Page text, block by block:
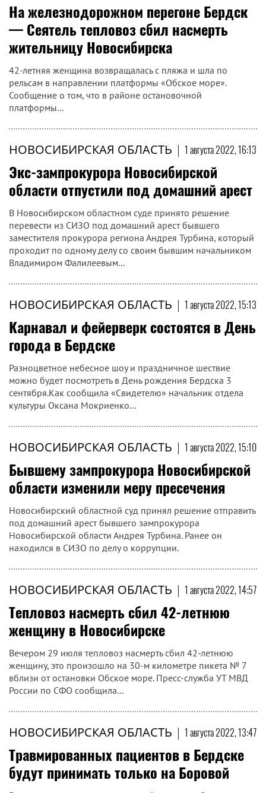
На железнодорожном перегоне Бердск
— Сеятель тепловоз сбил насмерть
жительницу Новосибирска
42-летняя женщина возвращалась с пляжа и шла по
рельсам в направлении платформы «Обское море».
Сообщение о том, что в районе остановочной
платформы...
НОВОСИБИРСКАЯ ОБЛАСТЬ | 1 августа 2022, 16:13
Экс-зампрокурора Новосибирской
области отпустили под домашний арест
В Новосибирском областном суде принято решение
перевести из СИЗО под домашний арест бывшего
заместителя прокурора региона Андрея Турбина, который
проходит по одному делу со своим бывшим начальником
Владимиром Фалилеевым...
НОВОСИБИРСКАЯ ОБЛАСТЬ | 1 августа 2022, 15:13
Карнавал и фейерверк состоятся в День
города в Бердске
Разноцветное небесное шоу и праздничное шествие
можно будет посмотреть в День рождения Бердска 3
сентября.Как сообщила «Свидетелю» начальник отдела
культуры Оксана Мокриенко...
НОВОСИБИРСКАЯ ОБЛАСТЬ | 1 августа 2022, 15:10
Бывшему зампрокурора Новосибирской
области изменили меру пресечения
Новосибирский областной суд принял решение отправить
под домашний арест бывшего зампрокурора
Новосибирской области Андрея Турбина. Ранее он
находился в СИЗО по делу о коррупции.
НОВОСИБИРСКАЯ ОБЛАСТЬ | 1 августа 2022, 14:57
Тепловоз насмерть сбил 42-летнюю
женщину в Новосибирске
Вечером 29 июля тепловоз насмерть сбил 42-летнюю
женщину, это произошло на 30-м километре пикета № 7
вблизи от остановки Обское море. Пресс-служба УТ МВД
России по СФО сообщила...
НОВОСИБИРСКАЯ ОБЛАСТЬ | 1 августа 2022, 13:47
Травмированных пациентов в Бердске
будут принимать только на Боровой